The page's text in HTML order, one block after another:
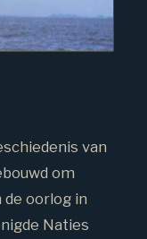
van
om
oorlog in
Naties